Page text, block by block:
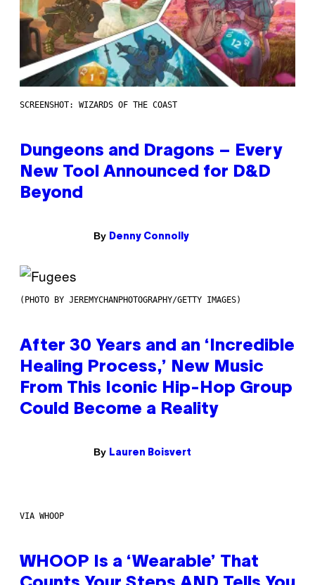
SCREENSHOT: WIZARDS OF THE COAST
Dungeons and Dragons – Every
New Tool Announced for D&D
Beyond
By Denny Connolly
(PHOTO BY JEREMYCHANPHOTOGRAPHY/GETTY IMAGES)
After 30 Years and an ‘Incredible
Healing Process,’ New Music
From This Iconic Hip-Hop Group
Could Become a Reality
By Lauren Boisvert
VIA WHOOP
WHOOP Is a ‘Wearable’ That